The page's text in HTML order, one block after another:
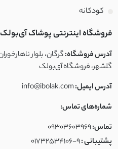
کودکانه
فروشگاه اینترنتی پوشاک آی‌بولک
آدرس فروشگاه:
گلشهر، فروشگاه آی‌بولک
آدرس ایمیل:info@ibolak.com
شماره‌های تماس:
تماس:09303603969
پشتیبانی :01732534106-9